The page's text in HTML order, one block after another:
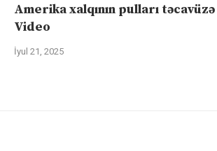
Amerika xalqının pulları
Video
İyul 21, 2025